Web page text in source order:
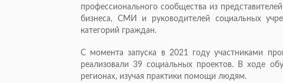
профессионального сообщества из
бизнеса, СМИ и руководителей социальных
категорий граждан.
С момента запуска в 2021 году участниками
реализовали 39 социальных проектов. В ходе
регионах, изучая практики помощи людям.